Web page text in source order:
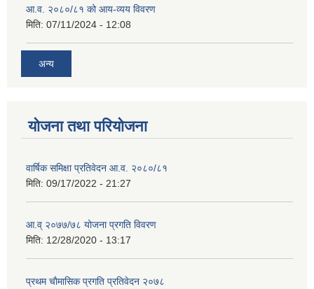
आ.व. २०८०/८१ को आय-व्यय विवरण
मिति: 07/11/2024 - 12:08
अन्य
योजना तथा परियोजना
वार्षिक समिक्षा प्रतिवेदन आ.व. २०८०/८१
मिति: 09/17/2022 - 21:27
आ.व् २०७७/७८ योजना प्रगति विवरण
मिति: 12/28/2020 - 13:17
प्रथम चाैमासिक प्रगति प्रतिवेदन २०७८